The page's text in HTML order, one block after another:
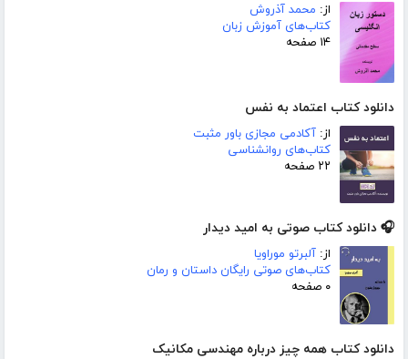
از: محمد آذروش
کتاب‌های آموزش زبان
۱۴ صفحه
دانلود کتاب اعتماد به نفس
از: آکادمی مجازی باور مثبت
کتاب‌های روانشناسی
۲۲ صفحه
🎧 دانلود کتاب صوتی به امید دیدار
از: آلبرتو موراویا
کتاب‌های صوتی رایگان داستان و رمان
۰ صفحه
دانلود کتاب همه چیز درباره مهندسی مکانیک